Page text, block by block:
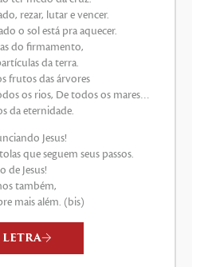
rezar, lutar e vencer.
o sol está pra aquecer.
do firmamento,
da terra.
frutos das árvores
os rios, De todos os mares…
da eternidade.
Jesus!
que seguem seus passos.
de Jesus!
também,
mais além. (bis)